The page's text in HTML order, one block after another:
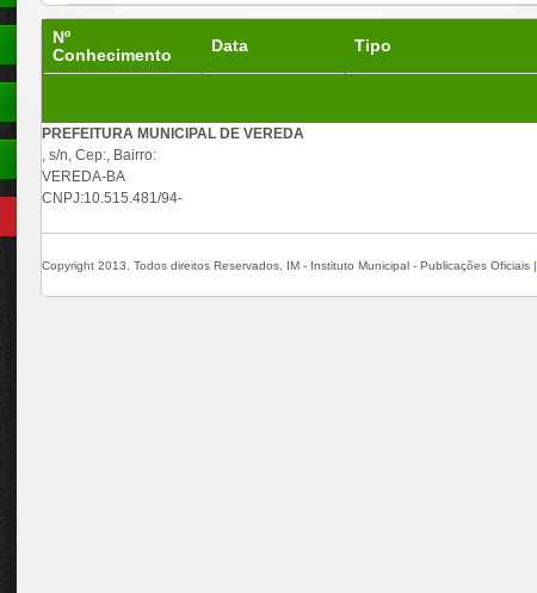
Nº
Conhecimento
Data Tipo
PREFEITURA MUNICIPAL DE VEREDA
, s/n, Cep:, Bairro:
VEREDA-BA
CNPJ:10.515.481/94-
Copyright 2013. Todos direitos Reservados. IM - Instituto Municipal - Publicações Oficiais |